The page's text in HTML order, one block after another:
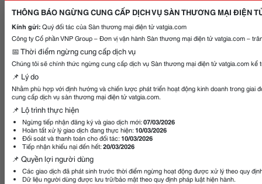
THÔNG BÁO NGỪNG CUNG CẤP DỊCH VỤ SÀN THƯƠNG MẠI ĐIỆN
Kính gửi:Quý đối tác của Sàn thương mại điện tử vatgia.com
Công ty Cổ phần VNP Group – Đơn vị vận hành Sàn thương mại điện tử vatgia.com –
📅 Thời điểm ngừng cung cấp dịch vụ
Chúng tôi sẽ chính thức ngừng cung cấp dịch vụ Sàn thương mại điện tử vatgia.com kể
📌 Lý do
Nhằm phù hợp với định hướng và chiến lược phát triển hoạt động kinh doanh trong giai
cung cấp dịch vụ sàn thương mại điện tử vatgia.com.
📌 Lộ trình thực hiện
Ngừng tiếp nhận đăng ký và giao dịch mới:07/03/2026
Hoàn tất xử lý giao dịch đang thực hiện: 10/03/2026
Đối soát và thanh toán cho đối tác: 10/03/2026
Tiếp nhận khiếu nại đến hết:20/03/2026
📌 Quyền lợi người dùng
Các giao dịch đã phát sinh trước thời điểm ngừng hoạt động được xử lý theo quy
Dữ liệu người dùng được lưu trữ/bảo mật theo quy định pháp luật hiện hành.